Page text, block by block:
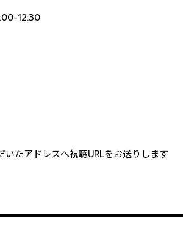
12:30
たアドレスへ視聴URLをお送りします